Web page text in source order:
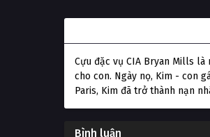
Cựu đặc vụ CIA Bryan Mills
cho con. Ngày nọ, Kim - con
Paris, Kim đã trở thành nạn
Bình luận